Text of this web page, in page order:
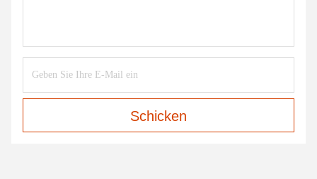
Schicken